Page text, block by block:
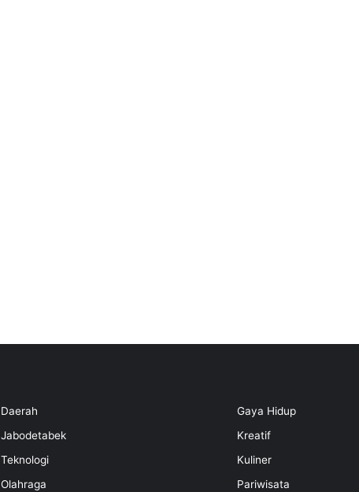
Daerah
Jabodetabek
Teknologi
Olahraga
Gaya Hidup
Kreatif
Kuliner
Pariwisata